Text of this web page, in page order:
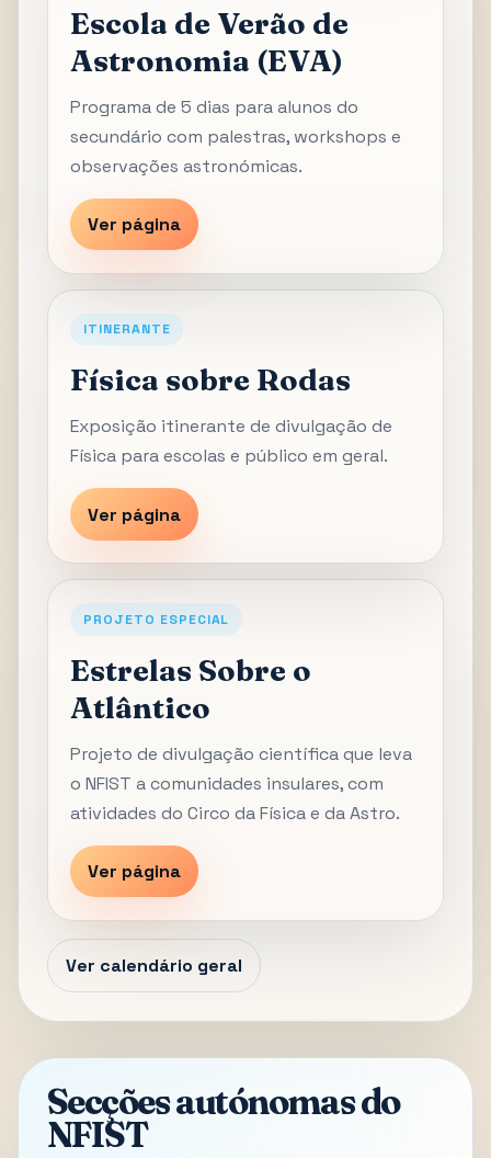
Escola de Verão de
Astronomia (EVA)
Programa de 5 dias para alunos do
secundário com palestras, workshops e
observações astronómicas.
Ver página
ITINERANTE
Física sobre Rodas
Exposição itinerante de divulgação de
Física para escolas e público em geral.
Ver página
PROJETO ESPECIAL
Estrelas Sobre o
Atlântico
Projeto de divulgação científica que leva
o NFIST a comunidades insulares, com
atividades do Circo da Física e da Astro.
Ver página
Ver calendário geral
Secções autónomas do
NFIST